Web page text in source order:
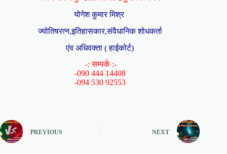
योगेश कुमार मिश्र
ज्योतिषरत्न,इतिहासकार,संवैधानिक शोधकर्ता
एंव अधिवक्ता ( हाईकोर्ट)
-: सम्पर्क :-
-090 444 14408
-094 530 92553
PREVIOUS NEXT